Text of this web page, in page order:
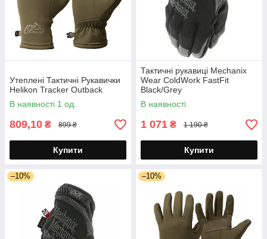
Утеплені Тактичні Рукавички
Helikon Tracker Outback
В наявності 1 од.
809,10 ₴ 899 ₴
Купити
Тактичні рукавиці Mechanix
Wear ColdWork FastFit
Black/Grey
В наявності
1 071 ₴ 1 190 ₴
Купити
–10% –10%